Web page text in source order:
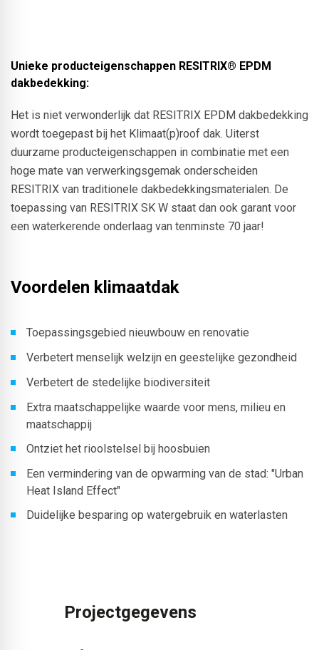
Unieke producteigenschappen RESITRIX® EPDM
dakbedekking:
Het is niet verwonderlijk dat RESITRIX EPDM dakbedekking
wordt toegepast bij het Klimaat(p)roof dak. Uiterst
duurzame producteigenschappen in combinatie met een
hoge mate van verwerkingsgemak onderscheiden
RESITRIX van traditionele dakbedekkingsmaterialen. De
toepassing van RESITRIX SK W staat dan ook garant voor
een waterkerende onderlaag van tenminste 70 jaar!
Voordelen klimaatdak
Toepassingsgebied nieuwbouw en renovatie
Verbetert menselijk welzijn en geestelijke gezondheid
Verbetert de stedelijke biodiversiteit
Extra maatschappelijke waarde voor mens, milieu en
maatschappij
Ontziet het rioolstelsel bij hoosbuien
Een vermindering van de opwarming van de stad: "Urban
Heat Island Effect"
Duidelijke besparing op watergebruik en waterlasten
Projectgegevens